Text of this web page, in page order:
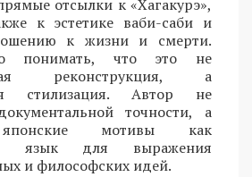
отсылки к «Хагакурэ»,
к эстетике ваби-саби и
к жизни и смерти.
понимать, что это не
реконструкция, а
стилизация. Автор не
точности, а
японские мотивы как
язык для выражения
и философских идей.